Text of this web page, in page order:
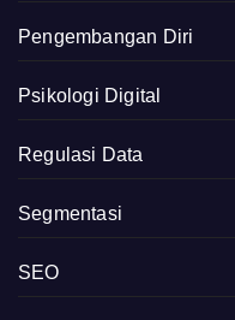
Pengembangan Diri
Psikologi Digital
Regulasi Data
Segmentasi
SEO